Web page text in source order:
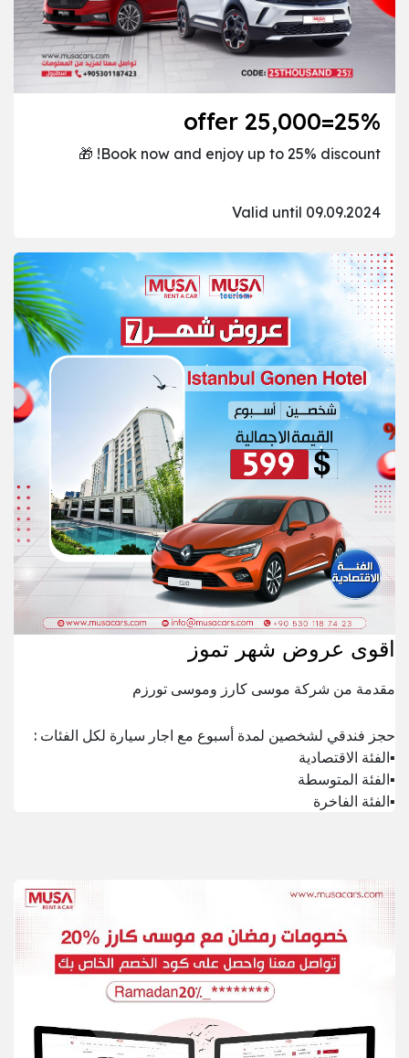
25%=25,000 offer
Book now and enjoy up to 25% discount!​ 🎁
Valid until 09.09.2024
اقوى عروض شهر تموز
مقدمة من شركة موسى كارز وموسى تورزم
حجز فندقي لشخصين لمدة أسبوع مع اجار سيارة لكل الفئات :
▪️الفئة الاقتصادية
▪️الفئة المتوسطة
▪️الفئة الفاخرة